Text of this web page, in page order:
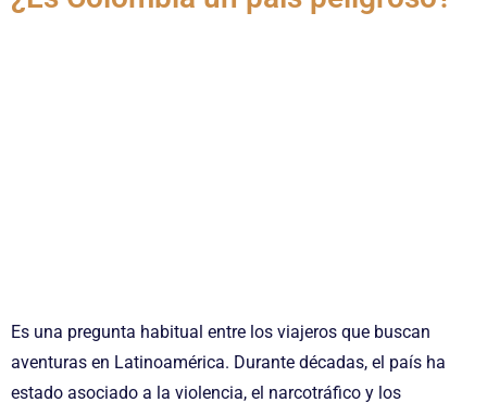
Es una pregunta habitual entre los viajeros que buscan
aventuras en Latinoamérica. Durante décadas, el país ha
estado asociado a la violencia, el narcotráfico y los